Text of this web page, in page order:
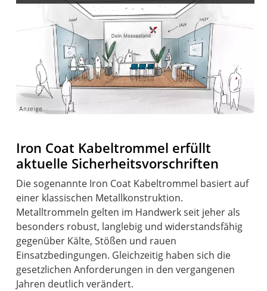
Iron Coat Kabeltrommel erfüllt
aktuelle Sicherheitsvorschriften
Die sogenannte Iron Coat Kabeltrommel basiert auf
einer klassischen Metallkonstruktion.
Metalltrommeln gelten im Handwerk seit jeher als
besonders robust, langlebig und widerstandsfähig
gegenüber Kälte, Stößen und rauen
Einsatzbedingungen. Gleichzeitig haben sich die
gesetzlichen Anforderungen in den vergangenen
Jahren deutlich verändert.